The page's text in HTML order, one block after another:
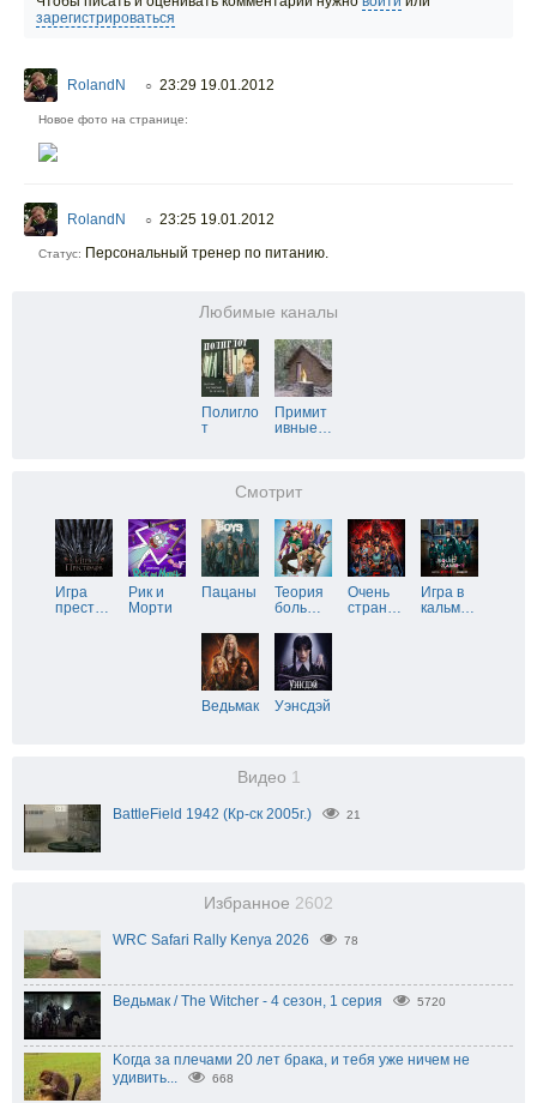
зарегистрироваться
RolandN ○ 23:29 19.01.2012
Новое фото на странице:
RolandN ○ 23:25 19.01.2012
Статус: Персональный тренер по питанию.
Любимые каналы
Полигло
т
Примит
ивные…
Смотрит
Игра
прест…
Рик и
Морти
Пацаны
Теория
боль…
Очень
стран…
Игра в
кальм…
Ведьмак Уэнсдэй
Видео 1
BattleField 1942 (Кр-ск 2005г.) 21
Избранное 2602
WRC Safari Rally Kenya 2026 78
Ведьмак / The Witcher - 4 сезон, 1 серия 5720
Koгда за плeчaми 20 лeт бpaка, и тeбя ужe ничeм нe
yдивить...
668